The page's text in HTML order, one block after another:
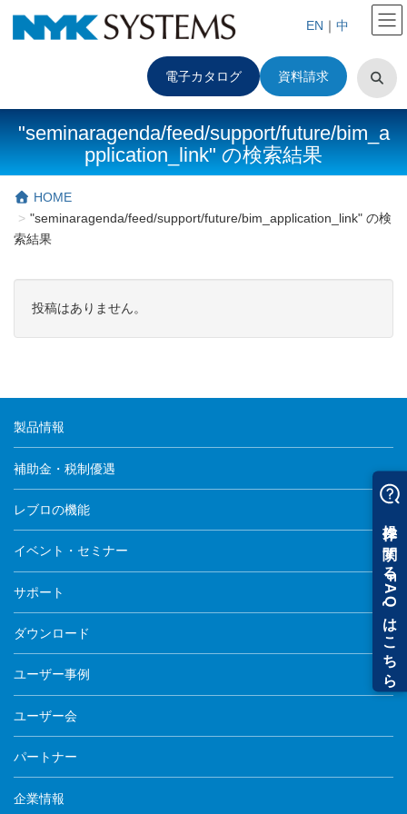
EN ｜ 中
電子カタログ 資料請求
"seminaragenda/feed/support/future/bim_a
pplication_link" の検索結果
HOME
"seminaragenda/feed/support/future/bim_application_link" の検
索結果
投稿はありません。
製品情報
補助金・税制優遇
レブロの機能
イベント・セミナー
サポート
ダウンロード
ユーザー事例
ユーザー会
パートナー
企業情報